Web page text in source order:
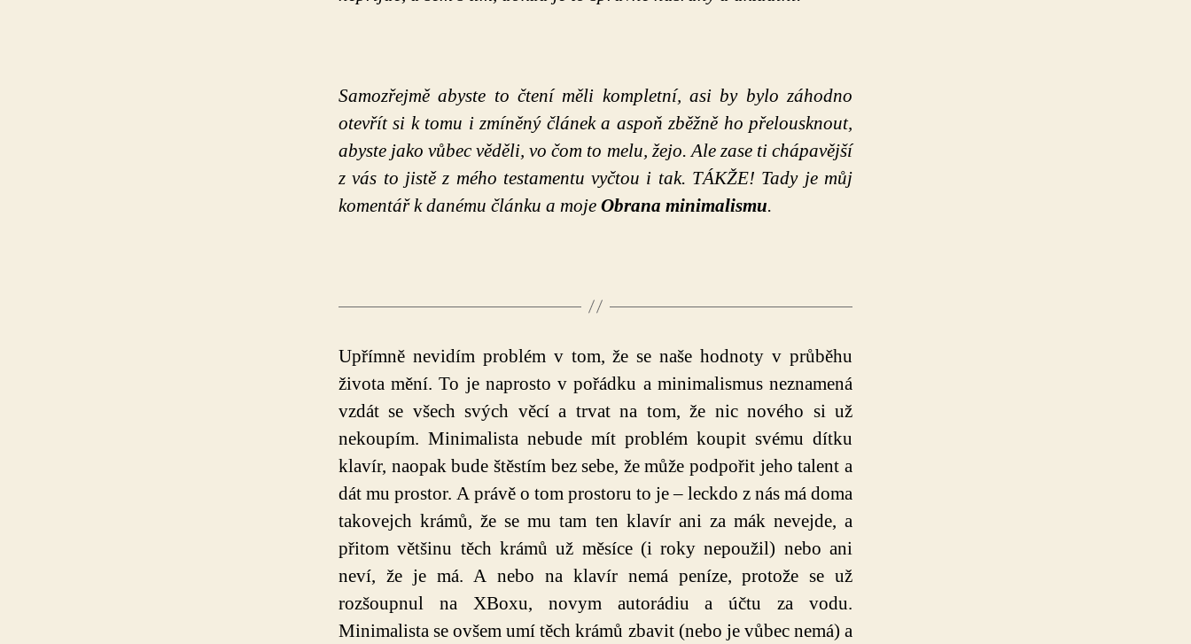
Samozřejmě abyste to čtení měli kompletní, asi by bylo záhodno
otevřít si k tomu i zmíněný článek a aspoň zběžně ho přelousknout,
abyste jako vůbec věděli, vo čom to melu, žejo. Ale zase ti chápavější
z vás to jistě z mého testamentu vyčtou i tak. TÁKŽE! Tady je můj
komentář k danému článku a mojeObrana minimalismu.
Upřímně nevidím problém v tom, že se naše hodnoty v průběhu
života mění. To je naprosto v pořádku a minimalismus neznamená
vzdát se všech svých věcí a trvat na tom, že nic nového si už
nekoupím. Minimalista nebude mít problém koupit svému dítku
klavír, naopak bude štěstím bez sebe, že může podpořit jeho talent a
dát mu prostor. A právě o tom prostoru to je – leckdo z nás má doma
takovejch krámů, že se mu tam ten klavír ani za mák nevejde, a
přitom většinu těch krámů už měsíce (i roky nepoužil) nebo ani
neví, že je má. A nebo na klavír nemá peníze, protože se už
rozšoupnul na XBoxu, novym autorádiu a účtu za vodu.
Minimalista se ovšem umí těch krámů zbavit (nebo je vůbec nemá) a